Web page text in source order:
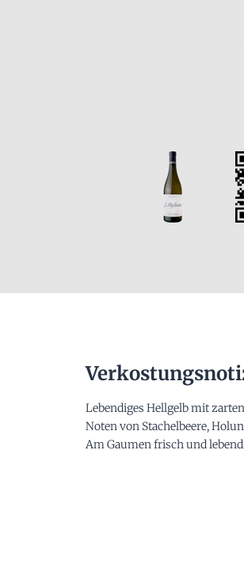
Lebendiges Hellgelb mit
Noten von Stachelbeere,
Am Gaumen frisch und